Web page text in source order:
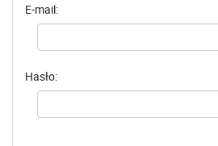
E-mail:
Hasło: